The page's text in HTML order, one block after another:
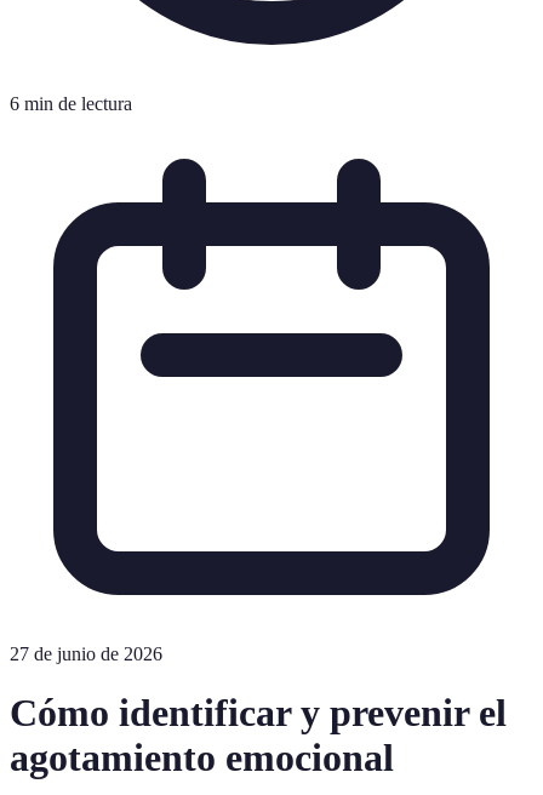
6 min de lectura
27 de junio de 2026
Cómo identificar y prevenir el
agotamiento emocional